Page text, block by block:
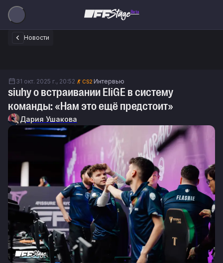
Beta
Новости
31 окт. 2025 г., 20:52 CS2 Интервью
siuhy о встраивании EliGE в систему
команды: «Нам это ещё предстоит»
Дария Ушакова